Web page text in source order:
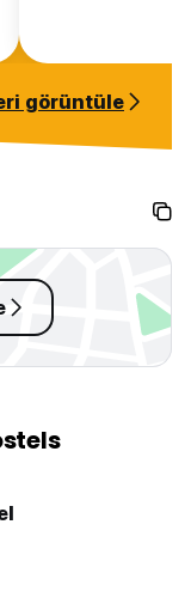
enough to fit our
modern and
the table area
the time as
seemed like a
görüntüle